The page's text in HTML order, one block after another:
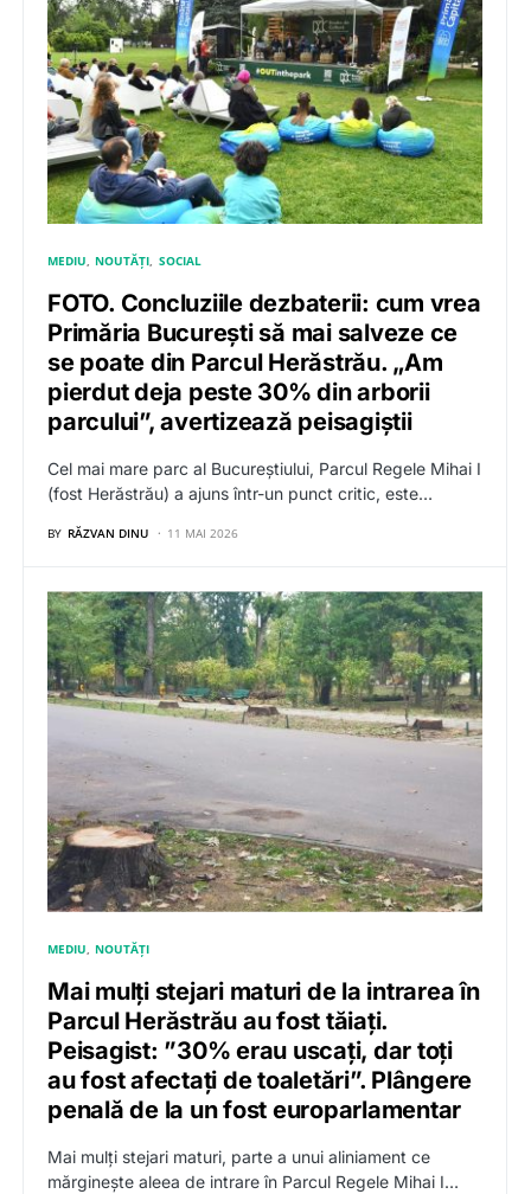
MEDIU NOUTĂȚI SOCIAL
FOTO. Concluziile dezbaterii: cum vrea
Primăria București să mai salveze ce
se poate din Parcul Herăstrău. „Am
pierdut deja peste 30% din arborii
parcului”, avertizează peisagiștii
Cel mai mare parc al Bucureștiului, Parcul Regele Mihai I
(fost Herăstrău) a ajuns într-un punct critic, este…
BY RĂZVAN DINU 11 MAI 2026
MEDIU NOUTĂȚI
Mai mulți stejari maturi de la intrarea în
Parcul Herăstrău au fost tăiați.
Peisagist: ”30% erau uscați, dar toți
au fost afectați de toaletări”. Plângere
penală de la un fost europarlamentar
Mai mulți stejari maturi, parte a unui aliniament ce
mărginește aleea de intrare în Parcul Regele Mihai I…